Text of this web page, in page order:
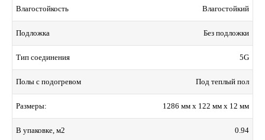
Влагостойкость Влагостойкий
Подложка Без подложки
Тип соединения 5G
Полы с подогревом Под теплый пол
Размеры: 1286 мм x 122 мм x 12 мм
В упаковке, м2 0.94